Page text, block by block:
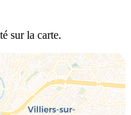
sur la carte.